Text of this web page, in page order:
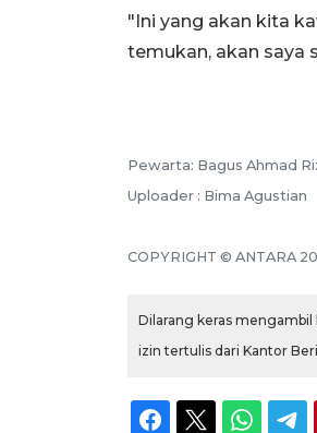
"Ini yang akan kita
temukan, akan saya
Pewarta: Bagus Ahmad
Uploader : Bima Agustian
COPYRIGHT © ANTARA
Dilarang keras
izin tertulis dari Kantor